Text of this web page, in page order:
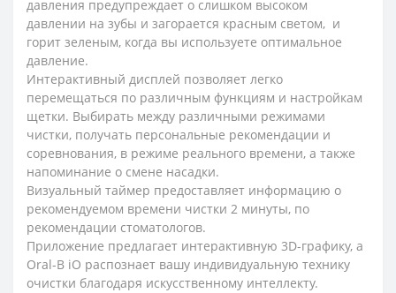
давления предупреждает о слишком высоком
давлении на зубы и загорается красным светом, и
горит зеленым, когда вы используете оптимальное
давление.
Интерактивный дисплей позволяет легко
перемещаться по различным функциям и настройкам
щетки. Выбирать между различными режимами
чистки, получать персональные рекомендации и
соревнования, в режиме реального времени, а также
напоминание о смене насадки.
Визуальный таймер предоставляет информацию о
рекомендуемом времени чистки 2 минуты, по
рекомендации стоматологов.
Приложение предлагает интерактивную 3D-графику, а
Oral-B iO распознает вашу индивидуальную технику
очистки благодаря искусственному интеллекту.